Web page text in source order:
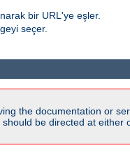
bir URL'ye eşler.
seçer.
the documentation or
be directed at